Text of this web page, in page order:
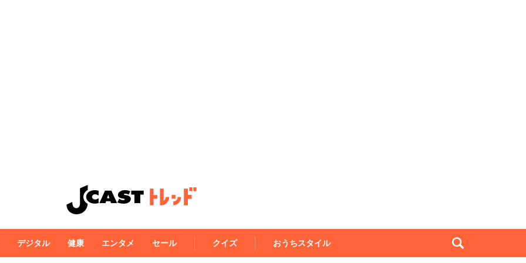
デジタル 健康 エンタメ セール クイズ おうちスタイル